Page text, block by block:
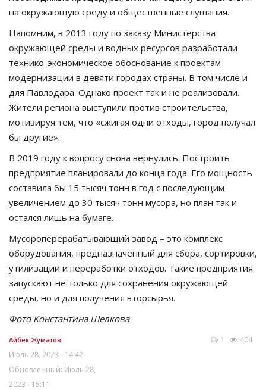
на окружающую среду и общественные слушания.
Напомним, в 2013 году по заказу Министерства
окружающей среды и водных ресурсов разработали
технико-экономическое обоснование к проектам
модернизации в девяти городах страны. В том числе и
для Павлодара. Однако проект так и не реализовали.
Жители региона выступили против строительства,
мотивируя тем, что «сжигая одни отходы, город получал
бы другие».
В 2019 году к вопросу снова вернулись. Построить
предприятие планировали до конца года. Его мощность
составила бы 15 тысяч тонн в год с последующим
увеличением до 30 тысяч тонн мусора, но план так и
остался лишь на бумаге.
Мусороперерабатывающий завод – это комплекс
оборудования, предназначенный для сбора, сортировки,
утилизации и переработки отходов. Такие предприятия
запускают не только для сохранения окружающей
среды, но и для получения вторсырья.
Фото Константина Шелкова
Айбек Жуматов
Июль 28, 2023 - 14:42
Обновленный: Июль 28,
2023 - 15:11
1 404